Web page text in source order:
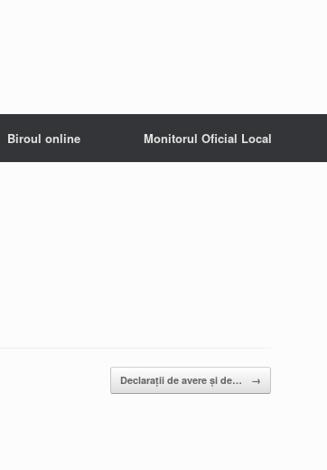
Biroul online Monitorul Oficial Local
Declarații de avere și de… →